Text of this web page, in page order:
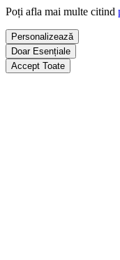
Poți afla mai multe citind
Personalizează
Doar Esențiale
Accept Toate